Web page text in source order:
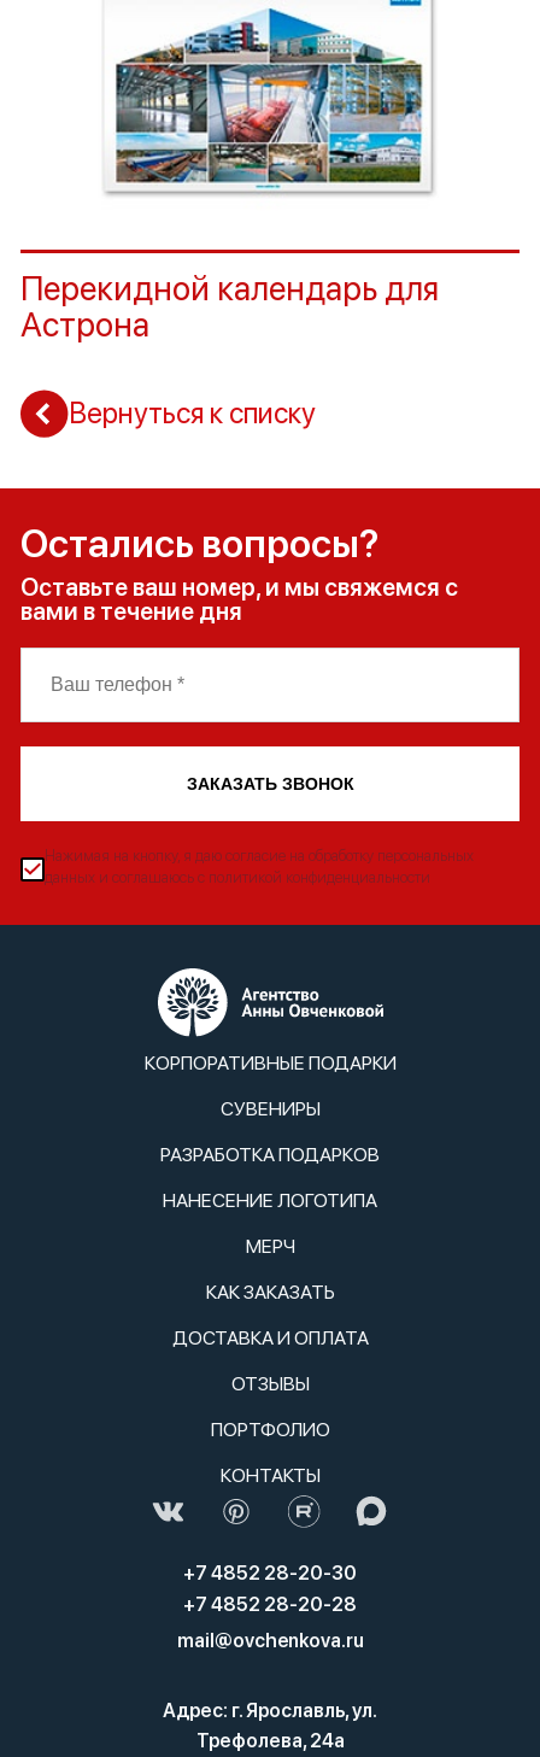
Перекидной календарь для
Астрона
Вернуться к списку
Остались вопросы?
Оставьте ваш номер, и мы свяжемся с
вами в течение дня
ЗАКАЗАТЬ ЗВОНОК
Нажимая на кнопку, я даю согласие на обработку персональных
данных и соглашаюсь с политикой конфиденциальности
КОРПОРАТИВНЫЕ ПОДАРКИ
СУВЕНИРЫ
РАЗРАБОТКА ПОДАРКОВ
НАНЕСЕНИЕ ЛОГОТИПА
МЕРЧ
КАК ЗАКАЗАТЬ
ДОСТАВКА И ОПЛАТА
ОТЗЫВЫ
ПОРТФОЛИО
КОНТАКТЫ
+7 4852 28-20-30
+7 4852 28-20-28
mail@ovchenkova.ru
Адрес: г. Ярославль, ул.
Трефолева, 24а